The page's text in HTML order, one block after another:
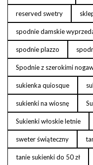
reserved swetry
spodnie damskie
spodnie plazzo
Spodnie z szerokimi
sukienka quiosque
sukienki na wiosnę
Sukienki włoskie letnie
sweter świąteczny
tanie sukienki do 50 zł